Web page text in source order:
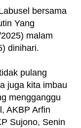
bersama
Yang
malam
dinihari.
pulang
juga kita imbau
mengganggu
AKBP Arfin
Sujono, Senin